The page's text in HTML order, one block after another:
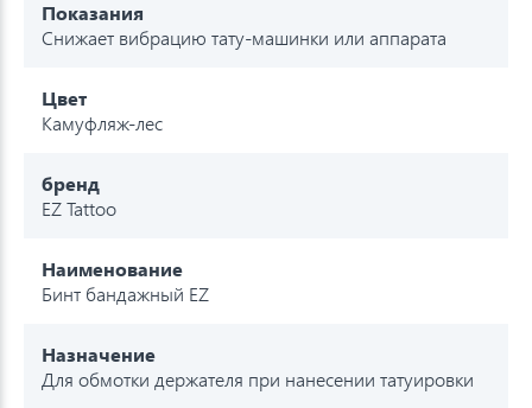
Показания
Снижает вибрацию тату-машинки или аппарата
Цвет
Камуфляж-лес
бренд
EZ Tattoo
Наименование
Бинт бандажный EZ
Назначение
Для обмотки держателя при нанесении татуировки